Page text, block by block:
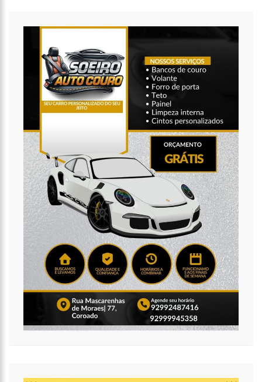
IMPORTANTE
SAIBA QUEM É O NOVO AMOR DE FLORDELIS. ELA APARECE EM
VÍDEO CHAMANDO JOVEM DE “AMOR”
FAUSTO JÚNIOR PODE SER O PRIMEIRO A SAIR PRESO DA CPI DA
COVID
PREFEITURA DE MANAUS DEFINE ESQUEMA PARA O ‘VIRADÃO’ DA
VACINAÇÃO CONTRA A COVID-19 NOS DIAS 29 E 30/6
MAIS DE 100 AGENTES DA SEGURANÇA PÚBLICA ATUARAM
DURANTE A OPERAÇÃO ‘LIVE PARINTINS 2021’
07:17
POLÍCIA MILITAR RECUPERA VEÍCULOS E DETÉM SUSPEITO POR
FURTO DE CARRO NESTE FIM DE SEMANA
15:26 PREFEITURA ABRE PROCESSO SELETIVO PARA PROFESSORES DE
CIÊNCIAS E MATEMÁTICA
15:17 VACINAÇÃO EM PARINTINS: GOVERNADOR WILSON LIMA
ANTECIPA VACINAÇÃO CONTRA A COVID-19 PARA POPULAÇÃO ACIMA DE
22 ANOS
11:36
FAUSTÃO FICA FORA DA TV ATÉ 2022; DEVIDO DEMISSÃO
ANTECIPADA, VEJA MAS DETALHES;
15:48
DEPUTADO CONFRONTA AMAZONAS ENERGIA E DEFENDE LEI QUE
PROÍBE CORTES POR INADIMPLÊNCIA
FVS-AM ALERTA QUE POPULAÇÃO DEVE COMPLETAR ESQUEMA
VACINAL CONTRA COVID-19 COM SEGUNDA DOSE
15:08 NA CPI, OMAR AZIZ ALERTA SOBRE PRÉ-JULGAMENTOS NO ‘CASO
COVAXIN’
TÉCNICO DE ENFERMAGEM É PRESO ACUSADO DE ESTUPRAR PELO
MENOS 3 PACIENTES NA UPA CAMPOS SALES
CRESCIMENTO RECORDE NA PANDEMIA